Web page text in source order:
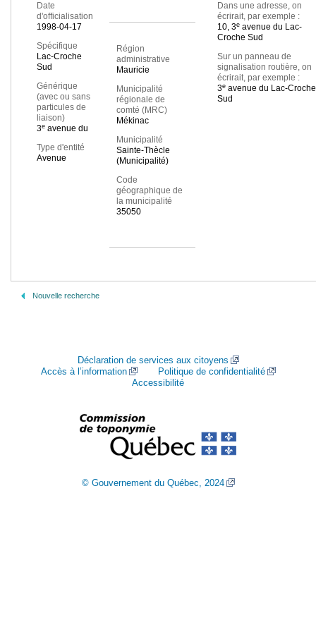
Date
d'officialisation
1998-04-17
Spécifique
Lac-Croche
Sud
Générique
(avec ou sans
particules de
liaison)
3e avenue du
Type d'entité
Avenue
Région
administrative
Mauricie
Municipalité
régionale de
comté (MRC)
Mékinac
Municipalité
Sainte-Thècle
(Municipalité)
Code
géographique de
la municipalité
35050
Dans une adresse, on
écrirait, par exemple :
10, 3eavenue du Lac-
Croche Sud
Sur un panneau de
signalisation routière, on
écrirait, par exemple :
3eavenue du Lac-Croche
Sud
Nouvelle recherche
Déclaration de services aux citoyens
Accès à l’information
Politique de confidentialité
Accessibilité
© Gouvernement du Québec, 2024